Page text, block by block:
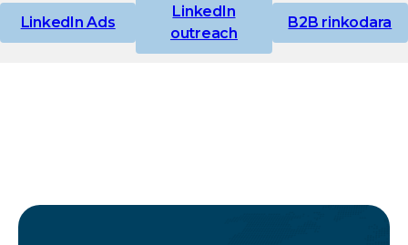
LinkedIn Ads
LinkedIn
outreach
B2B rinkodara